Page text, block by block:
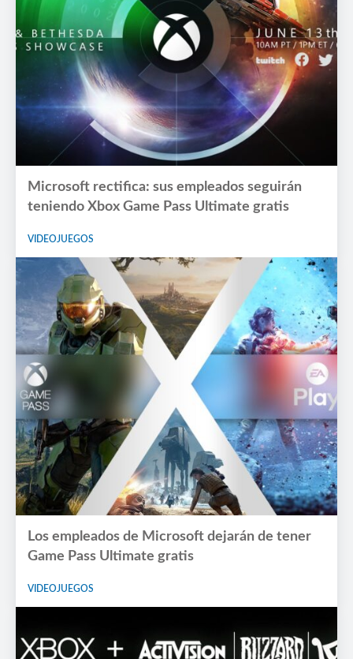
Microsoft rectifica: sus empleados seguirán
teniendo Xbox Game Pass Ultimate gratis
VIDEOJUEGOS
Los empleados de Microsoft dejarán de tener
Game Pass Ultimate gratis
VIDEOJUEGOS